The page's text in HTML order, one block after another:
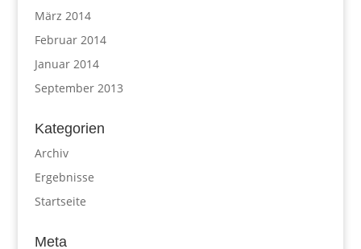
März 2014
Februar 2014
Januar 2014
September 2013
Kategorien
Archiv
Ergebnisse
Startseite
Meta